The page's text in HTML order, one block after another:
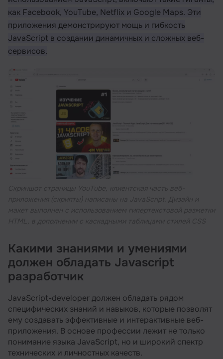
как Facebook, YouTube, Netflix и Google Maps. Эти
приложения демонстрируют мощь и гибкость
JavaScript в создании динамичных и сложных веб-
сервисов.
Какими знаниями и умениями
должен обладать Javascript
разработчик
JavaScript-developer должен обладать рядом
специфических знаний и навыков, которые позволят
ему создавать эффективные и интерактивные веб-
приложения. В основе профессии лежит не только
понимание языка JavaScript, но и широкий спектр
технических и личностных качеств.